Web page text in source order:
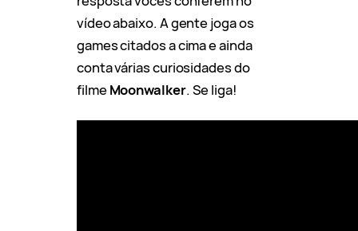
vídeo abaixo. A gente joga os
games citados a cima e ainda
conta várias curiosidades do
filmeMoonwalker. Se liga!